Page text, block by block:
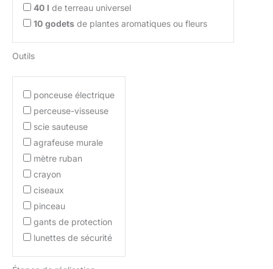
40 l de terreau universel
10 godets de plantes aromatiques ou fleurs
Outils
ponceuse électrique
perceuse-visseuse
scie sauteuse
agrafeuse murale
mètre ruban
crayon
ciseaux
pinceau
gants de protection
lunettes de sécurité